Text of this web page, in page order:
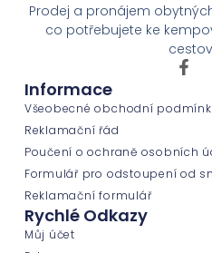
Prodej a pronájem
co potřebujete ke
Informace
Všeobecné obchodní
Reklamační řád
Poučení o ochraně osobních
Formulář pro odstoupení od
Reklamační formulář
Rychlé Odkazy
Můj účet